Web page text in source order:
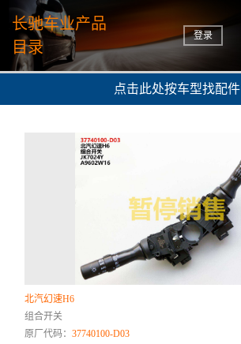
长驰车业产品
目录
登录
点击此处按车型找配件
北汽幻速H6
组合开关
原厂代码：37740100-D03